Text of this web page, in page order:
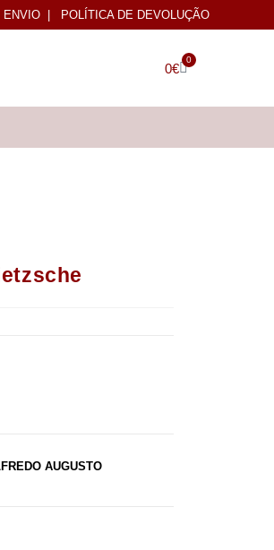
ENVIO | POLÍTICA DE DEVOLUÇÃO
0€
0
AUGUSTO